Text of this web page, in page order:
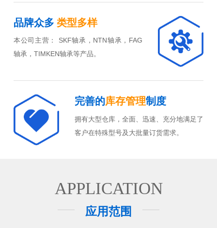
品牌众多 类型多样
本公司主营： SKF轴承，NTN轴承，FAG
轴承，TIMKEN轴承等产品。
完善的库存管理制度
拥有大型仓库，全面、迅速、充分地满足了
客户在特殊型号及大批量订货需求。
APPLICATION
应用范围